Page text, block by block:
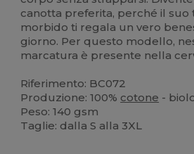
canotta preferita, perché il suo
morbido ti regala un vero
giorno. Per questo modello,
marcatura è presente nella
Riferimento: BC072
Produzione: 100% cotone -
Peso: 140 gsm
Taglie: dalla S alla 3XL